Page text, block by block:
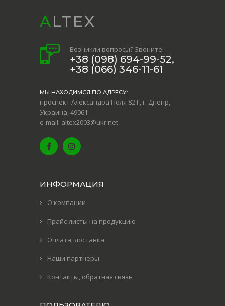
ALTEX
Возникли вопросы? Звоните!
+38 (098) 694-99-52,
+38 (066) 346-11-61
МЫ НАХОДИМСЯ ПО АДРЕСУ:
проспект Александра Поля 82 Г, г. Днепр,
Украина, 49061
e-mail: altex2003@ukr.net
ИНФОРМАЦИЯ
О компании
Прайс-листы на продукцию
Оплата, доставка
Наши партнеры
Контакты, обратная связь